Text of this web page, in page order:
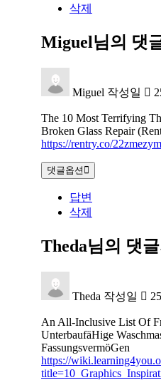
삭제
Miguel님의 댓
Miguel 작성일
The 10 Most Terrifying
Broken Glass Repair
https://rentry.co/22zmezym
댓글옵션
답변
삭제
Theda님의 댓글
Theda 작성일
An All-Inclusive List Of
UnterbaufäHige
FassungsvermöGen
https://